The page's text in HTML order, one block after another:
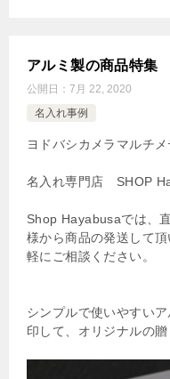
アルミ製の商品特
公開日： 7月 22, 2020
名入れ事例
ヨドバシカメラマルチ
名入れ専門店 SHOP
Shop Hayabusaでは、
様から商品の発送して
軽にご相談ください。
シンプルで使いやすい
印して、オリジナルの